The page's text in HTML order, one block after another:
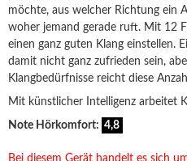
möchte, aus welcher Richtung ein
woher jemand gerade ruft. Mit 12
einen ganz guten Klang einstellen.
damit nicht ganz zufrieden sein,
Klangbedürfnisse reicht diese
Mit künstlicher Intelligenz arbeitet
Note Hörkomfort: 4,8
Bei diesem Gerät handelt es sich